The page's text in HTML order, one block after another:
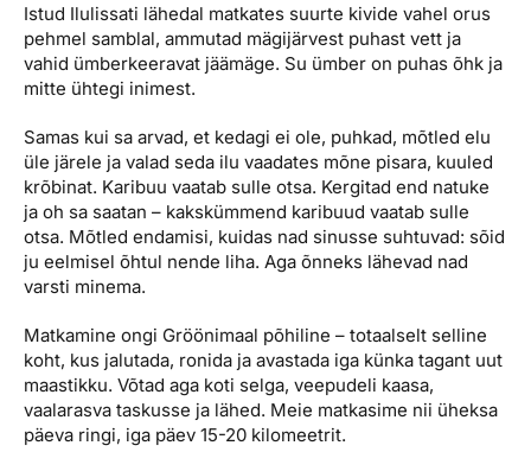
Istud Ilulissati lähedal matkates suurte kivide vahel orus
pehmel samblal, ammutad mägijärvest puhast vett ja
vahid ümberkeeravat jäämäge. Su ümber on puhas õhk ja
mitte ühtegi inimest.
Samas kui sa arvad, et kedagi ei ole, puhkad, mõtled elu
üle järele ja valad seda ilu vaadates mõne pisara, kuuled
krõbinat. Karibuu vaatab sulle otsa. Kergitad end natuke
ja oh sa saatan – kakskümmend karibuud vaatab sulle
otsa. Mõtled endamisi, kuidas nad sinusse suhtuvad: sõid
ju eelmisel õhtul nende liha. Aga õnneks lähevad nad
varsti minema.
Matkamine ongi Gröönimaal põhiline – totaalselt selline
koht, kus jalutada, ronida ja avastada iga künka tagant uut
maastikku. Võtad aga koti selga, veepudeli kaasa,
vaalarasva taskusse ja lähed. Meie matkasime nii üheksa
päeva ringi, iga päev 15-20 kilomeetrit.